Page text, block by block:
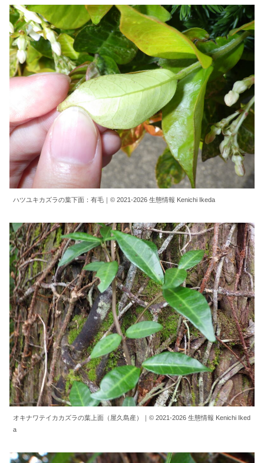
ハツユキカズラの葉下面：有毛｜© 2021-2026 生態情報 Kenichi Ikeda
オキナワテイカカズラの葉上面（屋久島産）｜© 2021-2026 生態情報 Kenichi Iked
a